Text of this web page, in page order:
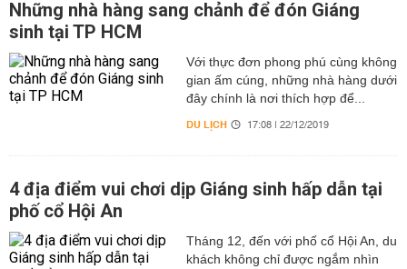
Những nhà hàng sang chảnh để đón Giáng
sinh tại TP HCM
Với thực đơn phong phú cùng không
gian ấm cúng, những nhà hàng dưới
đây chính là nơi thích hợp để...
DU LỊCH 17:08 | 22/12/2019
4 địa điểm vui chơi dịp Giáng sinh hấp dẫn tại
phố cổ Hội An
Tháng 12, đến với phố cổ Hội An, du
khách không chỉ được ngắm nhìn